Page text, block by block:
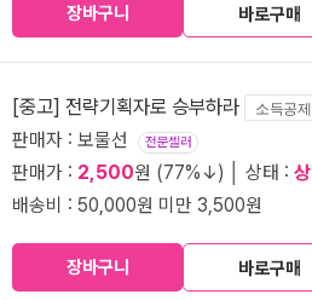
장바구니 바로구매
[중고] 전략기획자로 승부하라 소득공제
판매자 : 보물선 전문셀러
판매가 : 2,500원 (77%↓) │ 상태 : 상
배송비 : 50,000원 미만 3,500원
장바구니 바로구매